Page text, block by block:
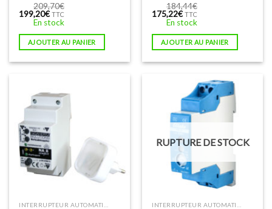
209,70€
Le
initial
était :
209,70€.
199,20€Le
prix
actuel
est :
199,20€.
TTC
En stock
AJOUTER AU PANIER
184,44€
Le
initial
était :
184,44€.
175,22€Le
prix
actuel
est :
175,22€.
TTC
En stock
AJOUTER AU PANIER
RUPTURE DE STOCK